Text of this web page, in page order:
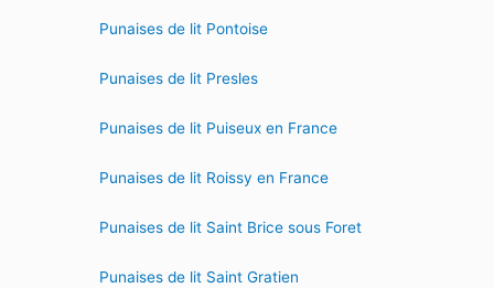
Punaises de lit Pontoise
Punaises de lit Presles
Punaises de lit Puiseux en France
Punaises de lit Roissy en France
Punaises de lit Saint Brice sous Foret
Punaises de lit Saint Gratien